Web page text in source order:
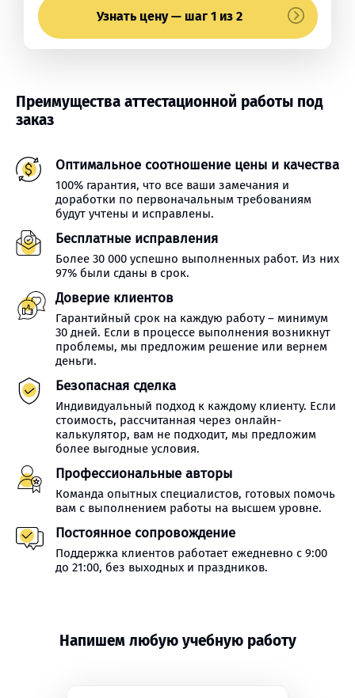
Узнать цену — шаг 1 из 2
Преимущества аттестационной работы под
заказ
Оптимальное соотношение цены и качества
100% гарантия, что все ваши замечания и
доработки по первоначальным требованиям
будут учтены и исправлены.
Бесплатные исправления
Более 30 000 успешно выполненных работ. Из них
97% были сданы в срок.
Доверие клиентов
Гарантийный срок на каждую работу – минимум
30 дней. Если в процессе выполнения возникнут
проблемы, мы предложим решение или вернем
деньги.
Безопасная сделка
Индивидуальный подход к каждому клиенту. Если
стоимость, рассчитанная через онлайн-
калькулятор, вам не подходит, мы предложим
более выгодные условия.
Профессиональные авторы
Команда опытных специалистов, готовых помочь
вам с выполнением работы на высшем уровне.
Постоянное сопровождение
Поддержка клиентов работает ежедневно с 9:00
до 21:00, без выходных и праздников.
Напишем любую учебную работу